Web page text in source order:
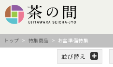
トップ > 特集商品 > お盆準備特集
並び替え